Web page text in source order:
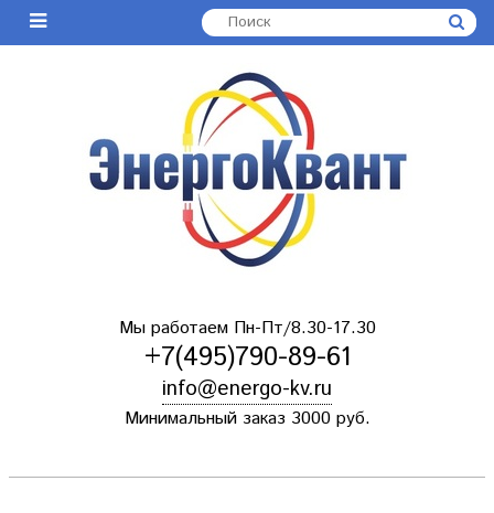
Мы работаем Пн-Пт/8.30-17.30
+7(495)790-89-61
info@energo-kv.ru
Минимальный заказ 3000 руб.